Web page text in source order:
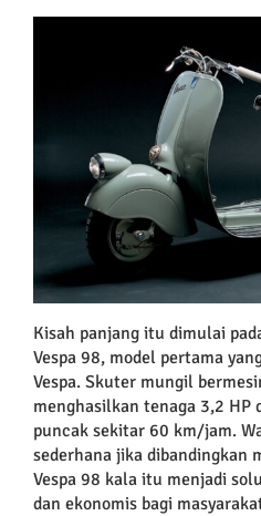
Kisah panjang itu dimulai
Vespa 98, model pertama
Vespa. Skuter mungil
menghasilkan tenaga 3,2 HP
puncak sekitar 60 km/jam.
sederhana jika dibandingkan
Vespa 98 kala itu menjadi
dan ekonomis bagi